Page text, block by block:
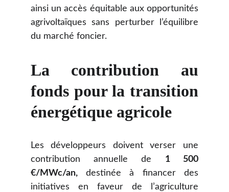
ainsi un accès équitable aux opportunités
agrivoltaïques sans perturber l’équilibre
du marché foncier.
La contribution au
fonds pour la transition
énergétique agricole
Les développeurs doivent verser une
contribution annuelle de 1 500
€/MWc/an, destinée à financer des
initiatives en faveur de l’agriculture